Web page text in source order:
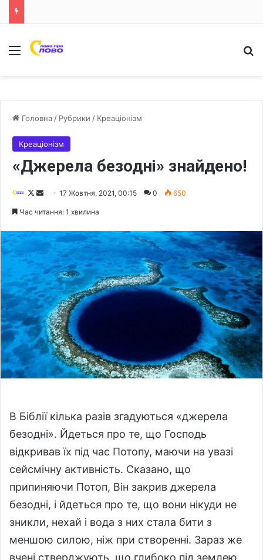
Меню
Головна / Рубрики / Креаціонізм
Креаціонізм
«Джерела безодні» знайдено!
F
o
w
o
n
X
a
e
m
a
i
17 Жовтня, 2021, 00:15 0 650
Час читання: 1 хвилина
В Біблії кілька разів згадуються «джерела
безодні». Йдеться про те, що Господь
відкривав їх під час Потопу, маючи на увазі
сейсмічну активність. Сказано, що
припиняючи Потоп, Він закрив джерела
безодні, і йдеться про те, що вони нікуди не
зникли, нехай і вода з них стала бити з
меншою силою, ніж при створенні. Зараз же
вчені стверджують, що глибоко під землею,